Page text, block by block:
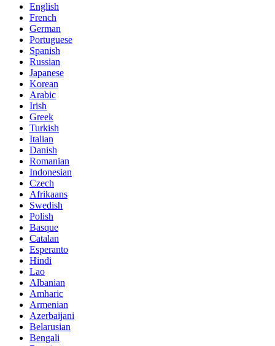
English
French
German
Portuguese
Spanish
Russian
Japanese
Korean
Arabic
Irish
Greek
Turkish
Italian
Danish
Romanian
Indonesian
Czech
Afrikaans
Swedish
Polish
Basque
Catalan
Esperanto
Hindi
Lao
Albanian
Amharic
Armenian
Azerbaijani
Belarusian
Bengali